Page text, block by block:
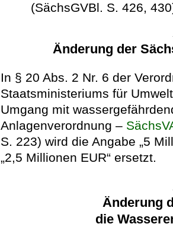
(SächsGVBl. S. 426,
Änderung der
In § 20 Abs. 2 Nr. 6 der
Staatsministeriums für
Umgang mit
Anlagenverordnung –
S. 223) wird die Angabe „5
„2,5 Millionen EUR“ ersetzt.
Änderung
die